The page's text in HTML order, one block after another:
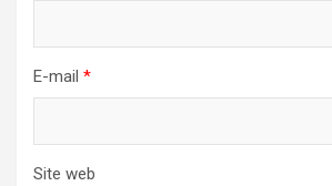
E-mail *
Site web